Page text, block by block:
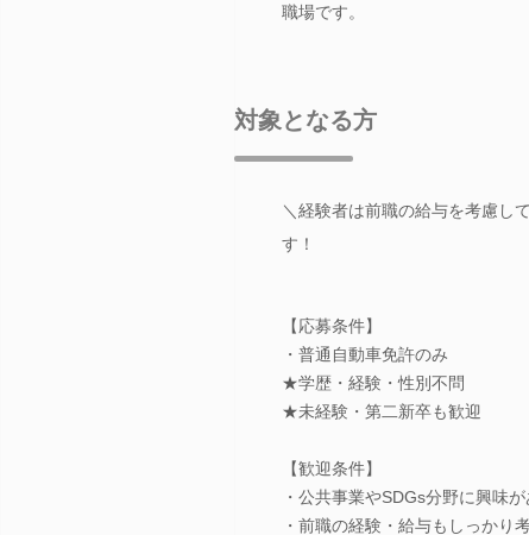
職場です。
対象となる方
＼経験者は前職の給与を考慮し
す！
【応募条件】
・普通自動車免許のみ
★学歴・経験・性別不問
★未経験・第二新卒も歓迎
【歓迎条件】
・公共事業やSDGs分野に興味が
・前職の経験・給与もしっかり